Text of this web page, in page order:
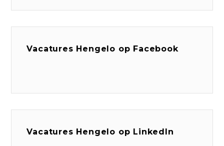
Vacatures Hengelo op Facebook
Vacatures Hengelo op LinkedIn